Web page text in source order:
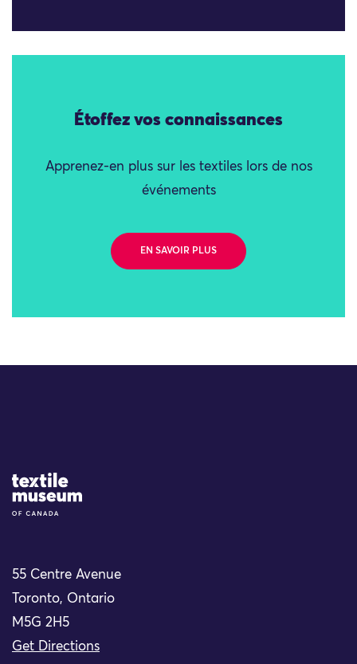
Étoffez vos connaissances
Apprenez-en plus sur les textiles lors de nos
événements
EN SAVOIR PLUS
Site Logo
55 Centre Avenue
Toronto, Ontario
M5G 2H5
Get Directions